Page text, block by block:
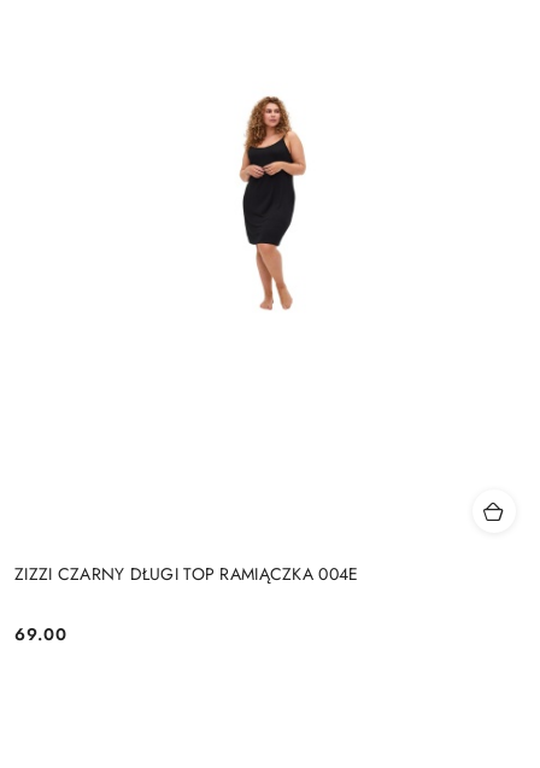
ZIZZI CZARNY DŁUGI TOP RAMIĄCZKA 004E
Cena:
69.00